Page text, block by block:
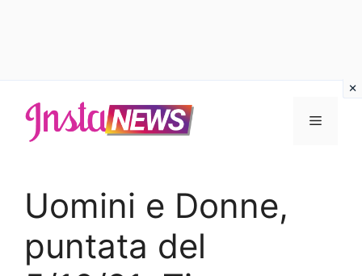
contenuto
Menu
Uomini e Donne,
puntata del